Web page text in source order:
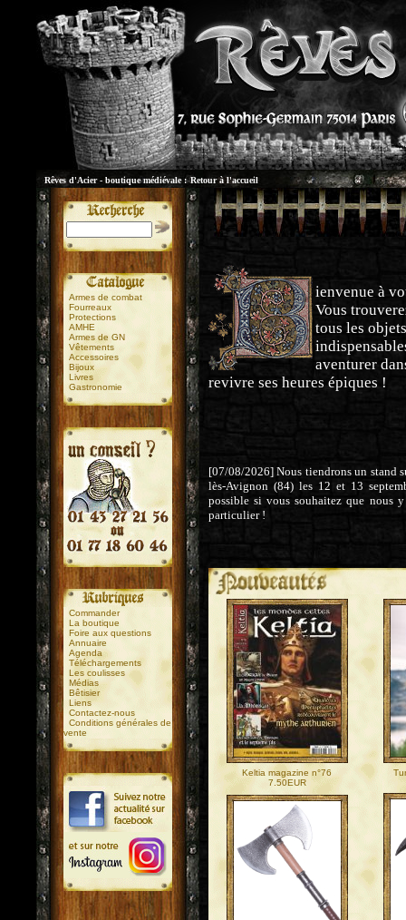
Rêves d'Acier - boutique médiévale : Retour à l'accueil
.
Armes de combat
Fourreaux
Protections
AMHE
Armes de GN
Vêtements
Accessoires
Bijoux
Livres
Gastronomie
Commander
La boutique
Foire aux questions
Annuaire
Agenda
Téléchargements
Les coulisses
Médias
Bêtisier
Liens
Contactez-nous
Conditions générales de
vente
.
ienvenue à
Vous
tous les
aventurer
revivre ses heures épiques !
[07/08/2026] Nous tiendrons un stand
lès-Avignon (84) les 12 et 13
possible si vous souhaitez que nous
particulier !
Keltia magazine n°76
7.50EUR